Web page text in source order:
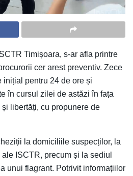
Timișoara, s-ar afla printre
cer arest preventiv. Zece
inițial pentru 24 de ore și
în cursul zilei de astăzi în fața
libertăți, cu propunere de
la domiciliile suspecților, la
ISCTR, precum și la sediul
unui flagrant. Potrivit informațiilor